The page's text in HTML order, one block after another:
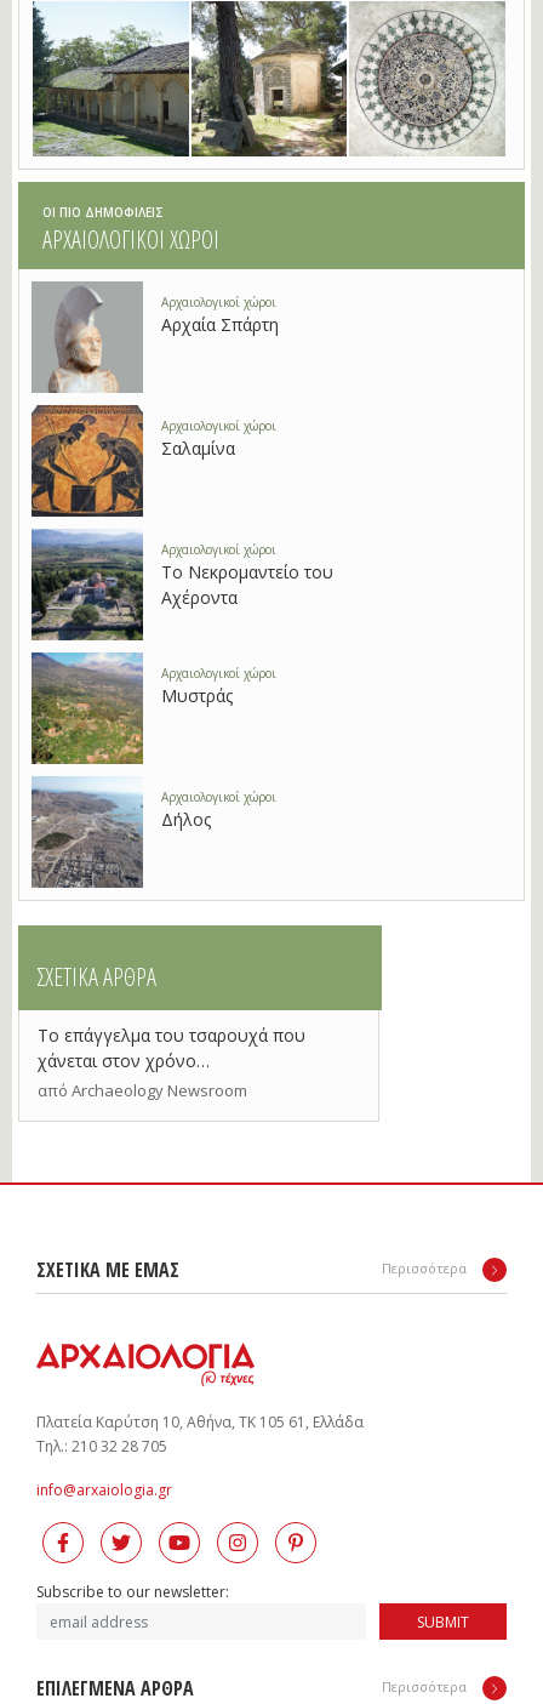
ΟΙ ΠΙΟ ΔΗΜΟΦΙΛΕΙΣ
ΑΡΧΑΙΟΛΟΓΙΚΟΙ ΧΩΡΟΙ
Αρχαιολογικοί χώροι
Αρχαία Σπάρτη
Αρχαιολογικοί χώροι
Σαλαμίνα
Αρχαιολογικοί χώροι
Το Νεκρομαντείο του
Αχέροντα
Αρχαιολογικοί χώροι
Μυστράς
Αρχαιολογικοί χώροι
Δήλος
ΣΧΕΤΙΚΑ ΑΡΘΡΑ
Το επάγγελμα του τσαρουχά που
χάνεται στον χρόνο…
από Archaeology Newsroom
ΣΧΕΤΙΚΑ ΜΕ ΕΜΑΣ Περισσότερα
Πλατεία Καρύτση 10, Αθήνα, ΤΚ 105 61, Ελλάδα
Tηλ.: 210 32 28 705
info@arxaiologia.gr
Subscribe to our newsletter:
SUBMIT
ΕΠΙΛΕΓΜΕΝΑ ΑΡΘΡΑ Περισσότερα